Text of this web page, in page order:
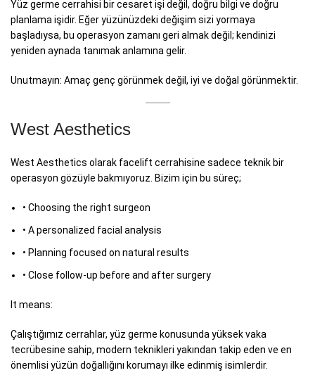
Yüz germe cerrahisi bir cesaret işi değil, doğru bilgi ve doğru
planlama işidir. Eğer yüzünüzdeki değişim sizi yormaya
başladıysa, bu operasyon zamanı geri almak değil; kendinizi
yeniden aynada tanımak anlamına gelir.
Unutmayın: Amaç genç görünmek değil, iyi ve doğal görünmektir.
West Aesthetics
West Aesthetics olarak facelift cerrahisine sadece teknik bir
operasyon gözüyle bakmıyoruz. Bizim için bu süreç;
• Choosing the right surgeon
• A personalized facial analysis
• Planning focused on natural results
• Close follow-up before and after surgery
It means:
Çalıştığımız cerrahlar, yüz germe konusunda yüksek vaka
tecrübesine sahip, modern teknikleri yakından takip eden ve en
önemlisi yüzün doğallığını korumayı ilke edinmiş isimlerdir.